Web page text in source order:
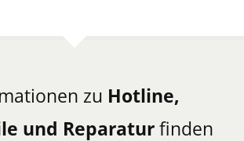
zu Hotline,
und Reparaturfinden